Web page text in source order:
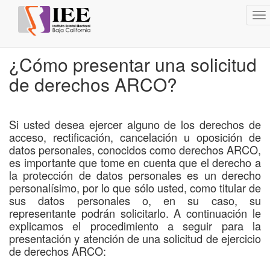
¿Cómo presentar una solicitud
de derechos ARCO?
Si usted desea ejercer alguno de los derechos de
acceso, rectificación, cancelación u oposición de
datos personales, conocidos como derechos ARCO,
es importante que tome en cuenta que el derecho a
la protección de datos personales es un derecho
personalísimo, por lo que sólo usted, como titular de
sus datos personales o, en su caso, su
representante podrán solicitarlo. A continuación le
explicamos el procedimiento a seguir para la
presentación y atención de una solicitud de ejercicio
de derechos ARCO: